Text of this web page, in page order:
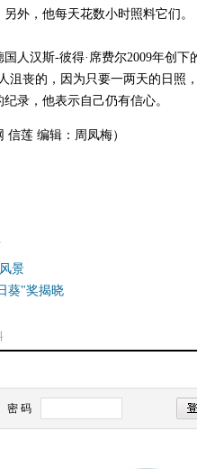
外，他每天花数小时照料它们。
人汉斯-彼得·席费尔2009年创
沮丧的，因为只要一两天的日照
录，他表示自己仍有信心。
信莲 编辑：周凤梅）
景
葵"奖揭晓
密 码